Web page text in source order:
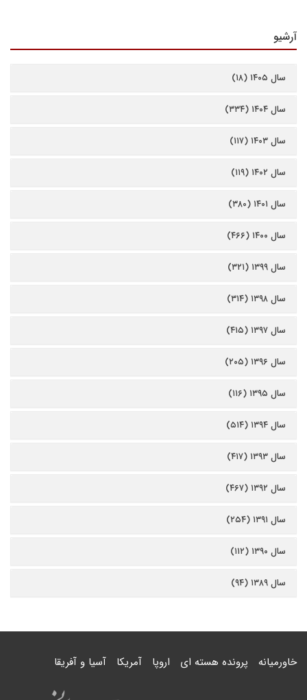
آرشیو
سال ۱۴۰۵ (۱۸)
سال ۱۴۰۴ (۳۳۴)
سال ۱۴۰۳ (۱۱۷)
سال ۱۴۰۲ (۱۱۹)
سال ۱۴۰۱ (۳۸۰)
سال ۱۴۰۰ (۴۶۶)
سال ۱۳۹۹ (۳۲۱)
سال ۱۳۹۸ (۳۱۴)
سال ۱۳۹۷ (۴۱۵)
سال ۱۳۹۶ (۲۰۵)
سال ۱۳۹۵ (۱۱۶)
سال ۱۳۹۴ (۵۱۴)
سال ۱۳۹۳ (۴۱۷)
سال ۱۳۹۲ (۴۶۷)
سال ۱۳۹۱ (۲۵۴)
سال ۱۳۹۰ (۱۱۲)
سال ۱۳۸۹ (۹۴)
خاورمیانه پرونده هسته ای اروپا آمریکا آسیا و آفریقا